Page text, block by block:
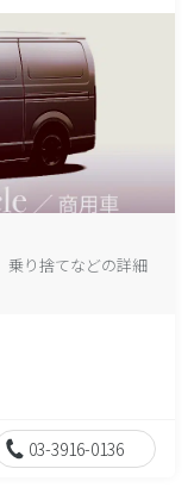
乗り捨てなどの詳細
03-3916-0136